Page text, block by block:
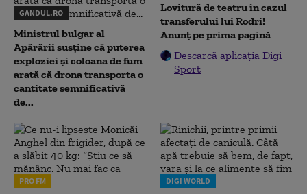
GANDUL.RO
Ministrul bulgar al
Apărării susține că puterea
exploziei și coloana de fum
arată că drona transporta o
cantitate semnificativă
de...
Lovitură de teatru în cazul
transferului lui Rodri!
Anunț pe prima pagină
Descarcă aplicația Digi
Sport
PRO FM DIGI WORLD